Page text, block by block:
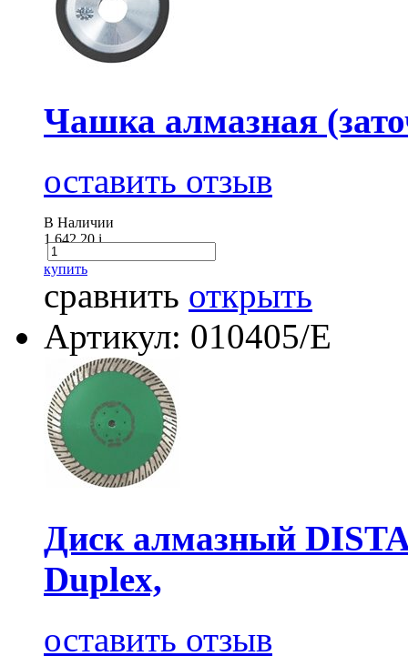
Чашка алмазная
оставить отзыв
В Наличии
1 642.20i
купить
сравнить открыть
Артикул: 010405/Е
Диск алмазный
Duplex,
оставить отзыв